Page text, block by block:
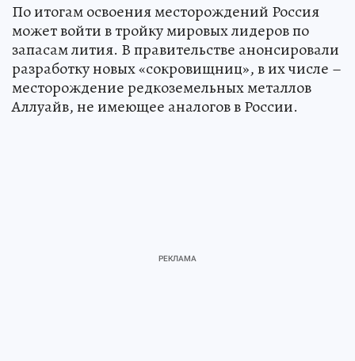
По итогам освоения месторождений Россия
может войти в тройку мировых лидеров по
запасам лития. В правительстве анонсировали
разработку новых «сокровищниц», в их числе –
месторождение редкоземельных металлов
Аллуайв, не имеющее аналогов в России.